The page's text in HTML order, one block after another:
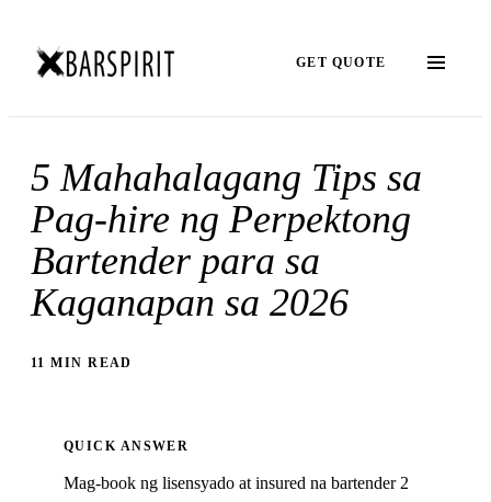
GET QUOTE
5 Mahahalagang Tips sa
Pag-hire ng Perpektong
Bartender para sa
Kaganapan sa 2026
11 MIN READ
QUICK ANSWER
Mag-book ng lisensyado at insured na bartender 2